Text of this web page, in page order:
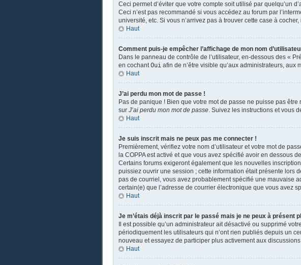
Ceci permet d’éviter que votre compte soit utilisé par quelqu’un
Ceci n’est pas recommandé si vous accédez au forum par
université, etc. Si vous n’arrivez pas à trouver cette case à
Haut
Comment puis-je empêcher l’affichage de mon nom
Dans le panneau de contrôle de l’utilisateur, en-dessous des «
en cochantOui afin de n’être visible qu’aux administrateurs,
Haut
J’ai perdu mon mot de passe !
Pas de panique ! Bien que votre mot de passe ne puisse pas
sur J’ai perdu mon mot de passe. Suivez les instructions et vous
Haut
Je suis inscrit mais ne peux pas me connecter !
Premièrement, vérifiez votre nom d’utilisateur et votre mot de
la COPPA est activé et que vous avez spécifié avoir en dessous
Certains forums exigeront également que les nouvelles
puissiez ouvrir une session ; cette information était présente lors
pas de courriel, vous avez probablement spécifié une mauvaise
certain(e) que l’adresse de courrier électronique que vous avez
Haut
Je m’étais déjà inscrit par le passé mais je ne peux à présent
Il est possible qu’un administrateur ait désactivé ou supprimé
périodiquement les utilisateurs qui n’ont rien publiés depuis un
nouveau et essayez de participer plus activement aux
Haut